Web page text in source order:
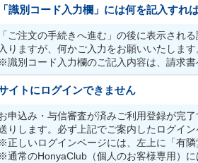
「識別コード入力欄」には何を記入すれ
「ご注文の手続きへ進む」の後に表示され
入りますが、何かご入力をお願いいたします
※識別コード入力欄のご記入内容は、請求
イトにログインできません
申込み・与信審査が済みご利用登録が完
りします。必ず上記でご案内したログイ
※正しいログインページには、左上に「有
※通常のHonyaClub（個人のお客様専用）